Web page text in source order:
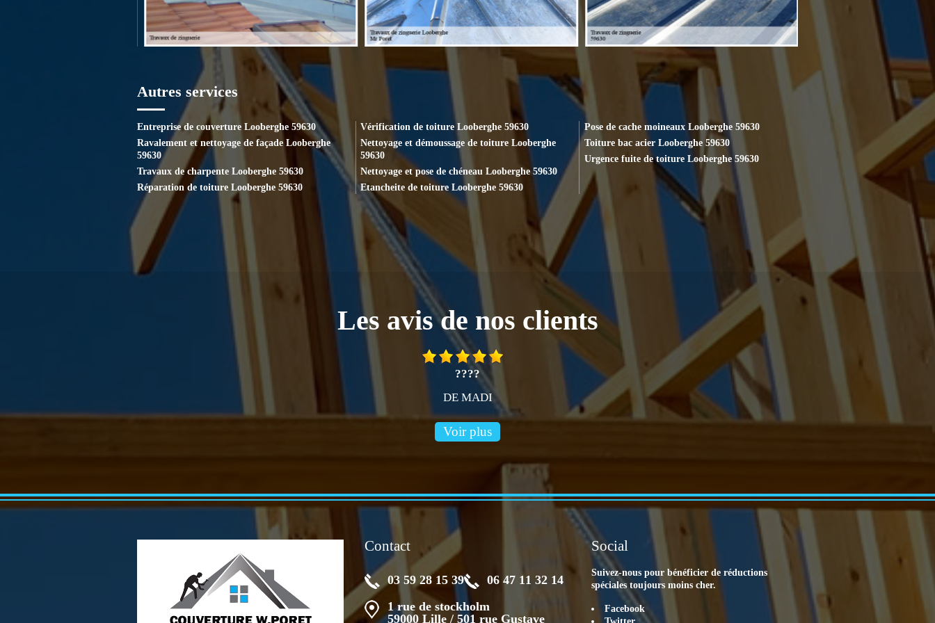
Autres services
Entreprise de couverture Looberghe 59630
Ravalement et nettoyage de façade Looberghe
59630
Travaux de charpente Looberghe 59630
Réparation de toiture Looberghe 59630
Vérification de toiture Looberghe 59630
Nettoyage et démoussage de toiture Looberghe
59630
Nettoyage et pose de chéneau Looberghe 59630
Etancheite de toiture Looberghe 59630
Pose de cache moineaux Looberghe 59630
Toiture bac acier Looberghe 59630
Urgence fuite de toiture Looberghe 59630
Les avis de nos clients
????
DE MADI
Voir plus
Contact
03 59 28 15 39
06 47 11 32 14
1 rue de stockholm
59000 Lille / 501 rue Gustave
Social
Suivez-nous pour bénéficier de réductions
spéciales toujours moins cher.
Facebook